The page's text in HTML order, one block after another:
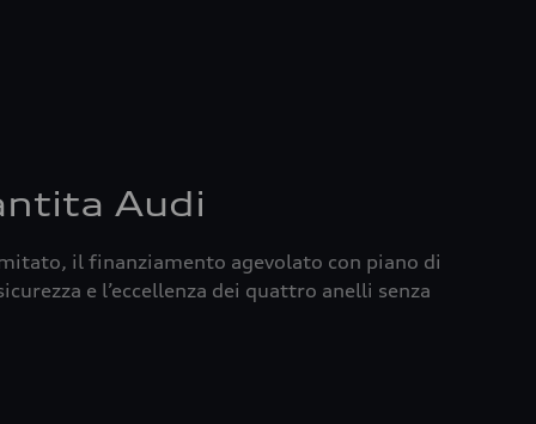
Audi
il finanziamento agevolato con piano di
e l’eccellenza dei quattro anelli senza